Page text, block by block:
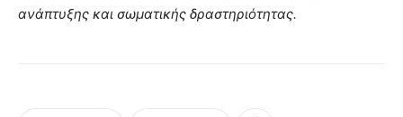
ανάπτυξης και σωματικής δραστηριότητας.